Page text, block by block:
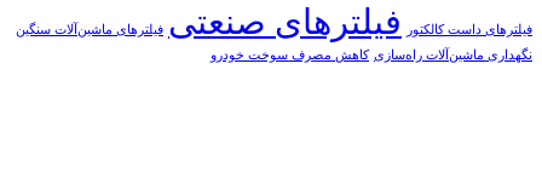
فیلترهای داست کالکتور فیلترهای صنعتی فیلترهای ماشین‌آلات سنگین
نگهداری ماشین‌آلات راه‌سازی کاهش مصرف سوخت خودرو